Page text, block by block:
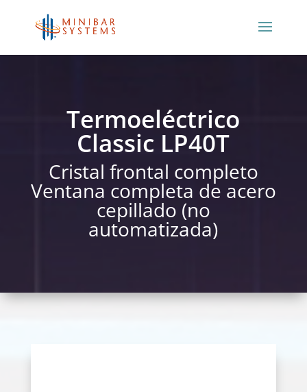
Termoeléctrico
Classic LP40T
Cristal frontal completo
Ventana completa de acero
cepillado (no
automatizada)